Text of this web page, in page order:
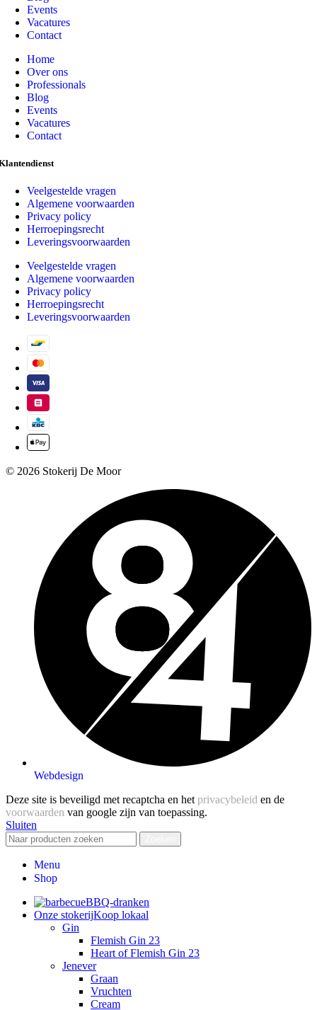
Events
Vacatures
Contact
Home
Over ons
Professionals
Blog
Events
Vacatures
Contact
Veelgestelde vragen
Algemene voorwaarden
Privacy policy
Herroepingsrecht
Leveringsvoorwaarden
Veelgestelde vragen
Algemene voorwaarden
Privacy policy
Herroepingsrecht
Leveringsvoorwaarden
© 2026 Stokerij De Moor
Webdesign
Deze site is beveiligd met recaptcha en het privacybeleid en de
voorwaarden van google zijn van toepassing.
Sluiten
Menu
Shop
BBQ-dranken
Onze stokerijKoop lokaal
Gin
Flemish Gin 23
Heart of Flemish Gin 23
Jenever
Graan
Vruchten
Cream